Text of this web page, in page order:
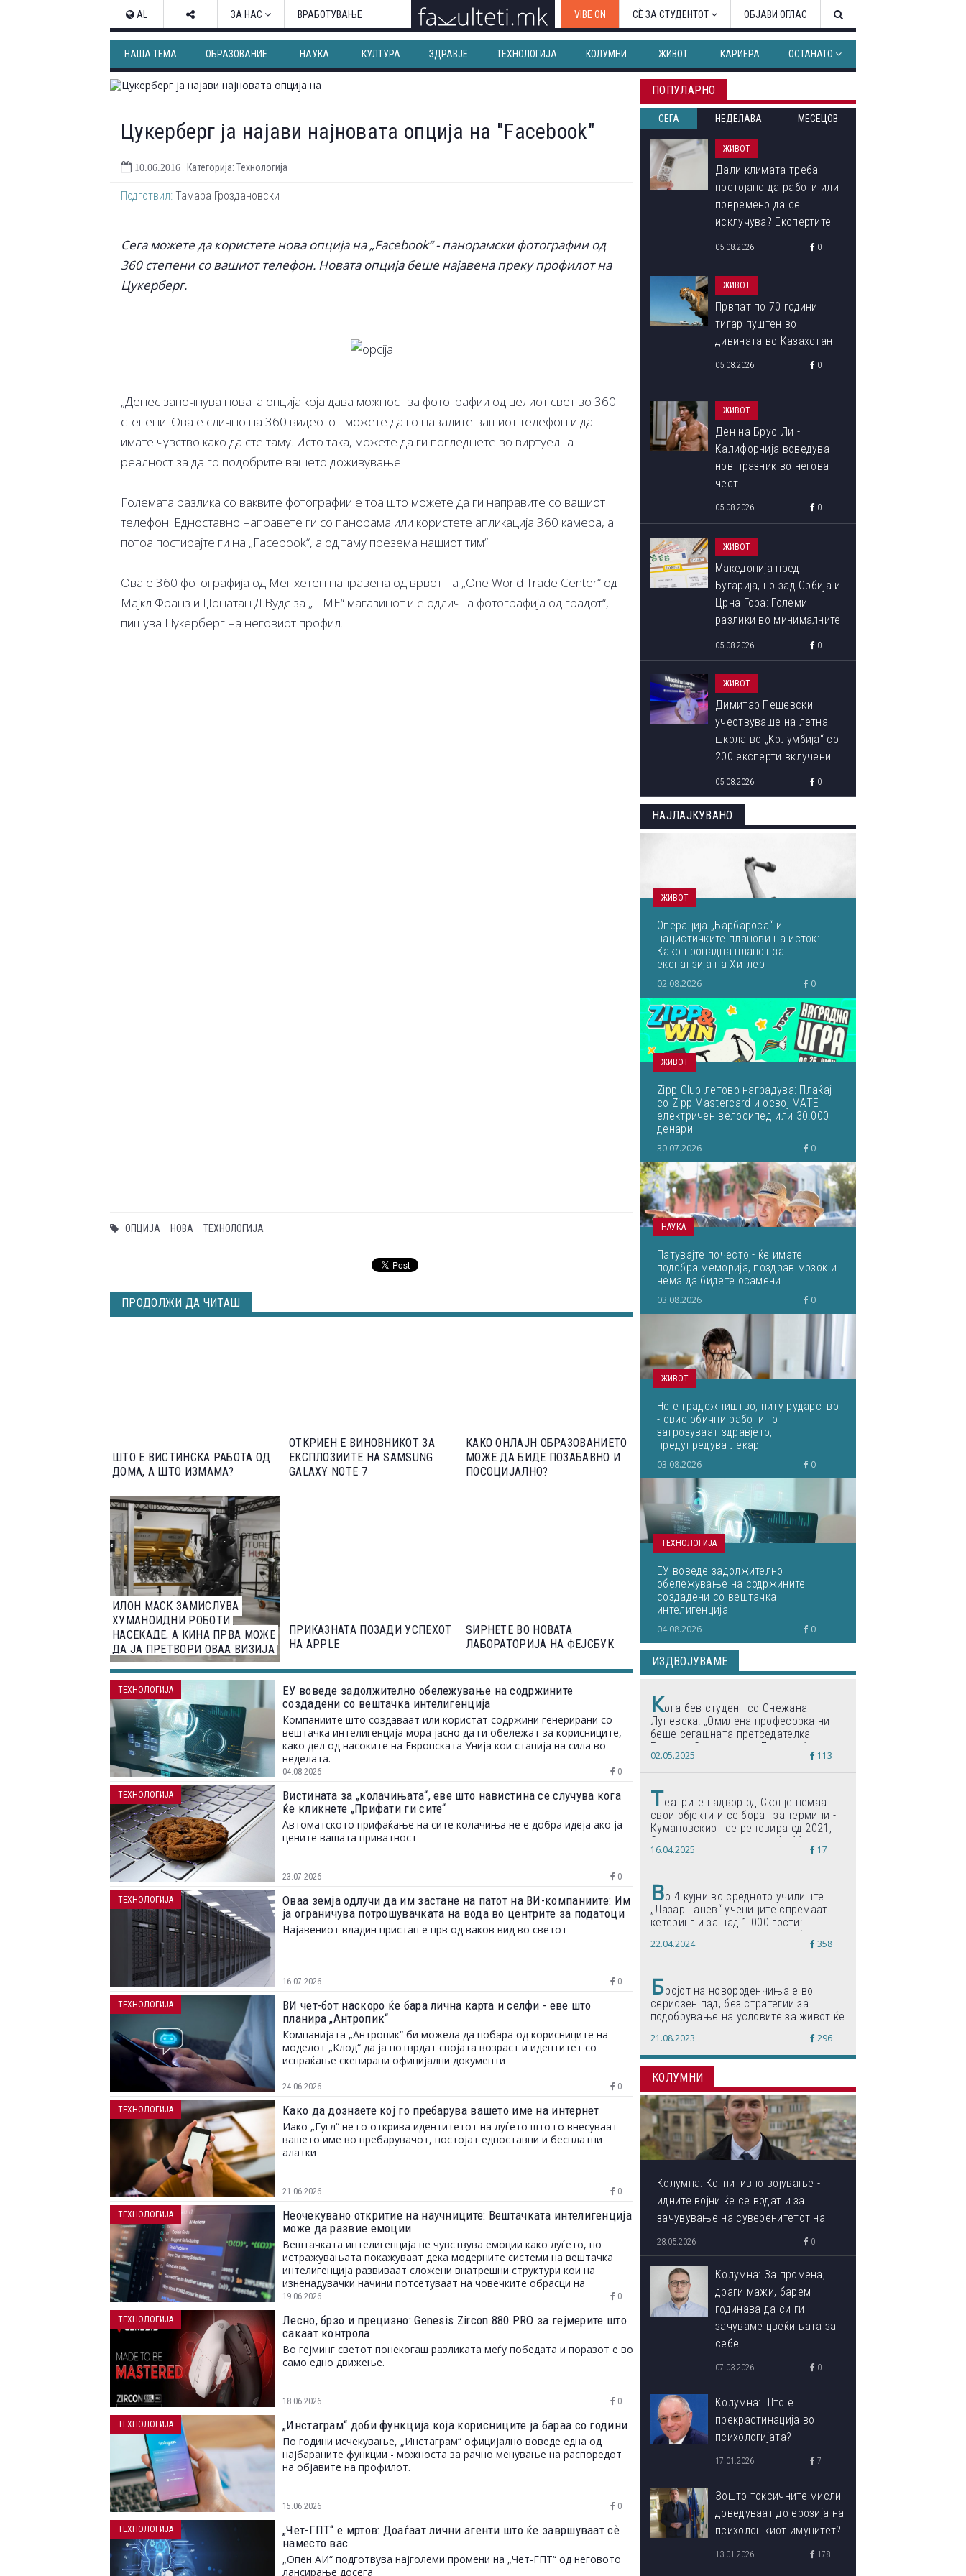
AL ЗА НАС ВРАБОТУВАЊЕ VIBE ON СЀ ЗА СТУДЕНТОТ ОБЈАВИ ОГЛАС
НАША ТЕМА ОБРАЗОВАНИЕ НАУКА КУЛТУРА ЗДРАВЈЕ ТЕХНОЛОГИЈА КОЛУМНИ ЖИВОТ КАРИЕРА ОСТАНАТО
Цукерберг ја најави најновата опција на "Facebook"
10.06.2016 Категорија: Технологија
Подготвил: Тамара Гроздановски
Сега можете да користете нова опција на „Facebook“ - панорамски фотографии од
360 степени со вашиот телефон. Новата опција беше најавена преку профилот на
Цукерберг.
„Денес започнува новата опција која дава можност за фотографии од целиот свет во 360
степени. Ова е слично на 360 видеото - можете да го навалите вашиот телефон и да
имате чувство како да сте таму. Исто така, можете да ги погледнете во виртуелна
реалност за да го подобрите вашето доживување.
Големата разлика со ваквите фотографии е тоа што можете да ги направите со вашиот
телефон. Едноставно направете ги со панорама или користете апликација 360 камера, а
потоа постирајте ги на „Facebook“, а од таму презема нашиот тим“.
Ова е 360 фотографија од Менхетен направена од врвот на „One World Trade Center“ од
Мајкл Франз и Џонатан Д.Вудс за „TIME“ магазинот и е одлична фотографија од градот“,
пишува Цукерберг на неговиот профил.
ОПЦИЈА НОВА ТЕХНОЛОГИЈА
ПРОДОЛЖИ ДА ЧИТАШ
ШТО Е ВИСТИНСКА РАБОТА ОД
ДОМА, А ШТО ИЗМАМА?
ОТКРИЕН Е ВИНОВНИКОТ ЗА
ЕКСПЛОЗИИТЕ НА SAMSUNG
GALAXY NOTE 7
КАКО ОНЛАЈН ОБРАЗОВАНИЕТО
МОЖЕ ДА БИДЕ ПОЗАБАВНО И
ПОСОЦИЈАЛНО?
ИЛОН МАСК ЗАМИСЛУВА
ХУМАНОИДНИ РОБОТИ
НАСЕКАДЕ, А КИНА ПРВА МОЖЕ
ДА ЈА ПРЕТВОРИ ОВАА ВИЗИЈА
ВО РЕАЛНОСТ
ПРИКАЗНАТА ПОЗАДИ УСПЕХОТ
НА APPLE
ЅИРНЕТЕ ВО НОВАТА
ЛАБОРАТОРИЈА НА ФЕЈСБУК
ЕУ воведе задолжително обележување на содржините
создадени со вештачка интелигенција
Компаниите што создаваат или користат содржини генерирани со
вештачка интелигенција мора јасно да ги обележат за корисниците,
како дел од насоките на Европската Унија кои стапија на сила во
неделата.
04.08.2026 0
ТЕХНОЛОГИЈА
Вистината за „колачињата“, еве што навистина се случува кога
ќе кликнете „Прифати ги сите“
Автоматското прифаќање на сите колачиња не е добра идеја ако ја
цените вашата приватност
23.07.2026 0
ТЕХНОЛОГИЈА
Оваа земја одлучи да им застане на патот на ВИ-компаниите: Им
ја ограничува потрошувачката на вода во центрите за податоци
Најавениот владин пристап е прв од ваков вид во светот
16.07.2026 0
ТЕХНОЛОГИЈА
ВИ чет-бот наскоро ќе бара лична карта и селфи - еве што
планира „Антропик“
Компанијата „Антропик“ би можела да побара од корисниците на
моделот „Клод“ да ја потврдат својата возраст и идентитет со
испраќање скенирани официјални документи
24.06.2026 0
ТЕХНОЛОГИЈА
Како да дознаете кој го пребарува вашето име на интернет
Иако „Гугл“ не го открива идентитетот на луѓето што го внесуваат
вашето име во пребарувачот, постојат едноставни и бесплатни
алатки
21.06.2026 0
ТЕХНОЛОГИЈА
Неочекувано откритие на научниците: Вештачката интелигенција
може да развие емоции
Вештачката интелигенција не чувствува емоции како луѓето, но
истражувањата покажуваат дека модерните системи на вештачка
интелигенција развиваат сложени внатрешни структури кои на
изненадувачки начини потсетуваат на човечките обрасци на
размислување и однесување.
19.06.2026 0
ТЕХНОЛОГИЈА
Лесно, брзо и прецизно: Genesis Zircon 880 PRO за гејмерите што
сакаат контрола
Во гејминг светот понекогаш разликата меѓу победата и поразот е во
само едно движење.
18.06.2026 0
ТЕХНОЛОГИЈА
„Инстаграм“ доби функција која корисниците ја бараа со години
По години исчекување, „Инстаграм“ официјално воведе една од
најбараните функции - можноста за рачно менување на распоредот
на објавите на профилот.
15.06.2026 0
ТЕХНОЛОГИЈА
„Чет-ГПТ“ е мртов: Доаѓаат лични агенти што ќе завршуваат сѐ
наместо вас
„Опен АИ“ подготвува најголеми промени на „Чет-ГПТ“ од неговото
лансирање досега
ТЕХНОЛОГИЈА
ПОПУЛАРНО
СЕГА НЕДЕЛАВА МЕСЕЦОВ
ЖИВОТ
Дали климата треба
постојано да работи или
повремено да се
исклучува? Експертите
троши помалку струја
05.08.2026 0
ЖИВОТ
Првпат по 70 години
тигар пуштен во
дивината во Казахстан
05.08.2026 0
ЖИВОТ
Ден на Брус Ли -
Калифорнија воведува
нов празник во негова
чест
05.08.2026 0
ЖИВОТ
Македонија пред
Бугарија, но зад Србија и
Црна Гора: Големи
разлики во минималните
05.08.2026 0
ЖИВОТ
Димитар Пешевски
учествуваше на летна
школа во „Колумбија“ со
200 експерти вклучени
„Знаењето од водечките
светски ВИ-истражувачи
ќе им го пренесам на
05.08.2026 0
НАЈЛАЈКУВАНО
ЖИВОТ
Операција „Барбароса“ и
нацистичките планови на исток:
Како пропадна планот за
експанзија на Хитлер
02.08.2026 0
ЖИВОТ
Zipp Club летово наградува: Плаќај
со Zipp Mastercard и освој МАТЕ
електричен велосипед или 30.000
денари
30.07.2026 0
НАУКА
Патувајте почесто - ќе имате
подобра меморија, поздрав мозок и
нема да бидете осамени
03.08.2026 0
ЖИВОТ
Не е градежништво, ниту рударство
- овие обични работи го
загрозуваат здравјето,
предупредува лекар
03.08.2026 0
ТЕХНОЛОГИЈА
ЕУ воведе задолжително
обележување на содржините
создадени со вештачка
интелигенција
04.08.2026 0
ИЗДВОЈУВАМЕ
Кога бев студент со Снежана
Лупевска: „Омилена професорка ни
беше сегашната претседателка
Гордана Сиљановска-Давкова“
02.05.2025 113
Театрите надвор од Скопје немаат
свои објекти и се борат за термини -
Кумановскиот се реновира од 2021,
Струмичкиот се гради веќе 11 години
16.04.2025 17
Во 4 кујни во средното училиште
„Лазар Танев“ учениците спремаат
кетеринг и за над 1.000 гости:
„Формиравме компанија и работиме
по светски стандарди“
22.04.2024 358
Бројот на новороденчиња е во
сериозен пад, без стратегии за
подобрување на условите за живот ќе
дојде до затворање на училишта,
предупредуваат експертите
21.08.2023 296
КОЛУМНИ
Колумна: Когнитивно војување -
идните војни ќе се водат и за
зачувување на суверенитетот на
сопствениот ум
28.05.2026 0
Колумна: За промена,
драги мажи, барем
годинава да си ги
зачуваме цвеќињата за
себе
07.03.2026 0
Колумна: Што е
прекрастинација во
психологијата?
17.01.2026 7
Зошто токсичните мисли
доведуваат до ерозија на
психолошкиот имунитет?
13.01.2026 178